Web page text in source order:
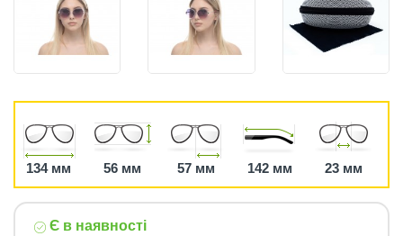
134 мм 56 мм 57 мм 142 мм 23 мм
Є в наявності